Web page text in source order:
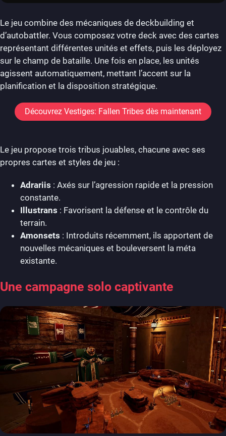
Le jeu combine des mécaniques de deckbuilding et
d’autobattler. Vous composez votre deck avec des cartes
représentant différentes unités et effets, puis les déployez
sur le champ de bataille. Une fois en place, les unités
agissent automatiquement, mettant l’accent sur la
planification et la disposition stratégique.
Découvrez Vestiges: Fallen Tribes dès maintenant
Le jeu propose trois tribus jouables, chacune avec ses
propres cartes et styles de jeu :​
Adrariis : Axés sur l’agression rapide et la pression
constante.​
Illustrans : Favorisent la défense et le contrôle du
terrain.​
Amonsets : Introduits récemment, ils apportent de
nouvelles mécaniques et bouleversent la méta
existante.​
Une campagne solo captivante